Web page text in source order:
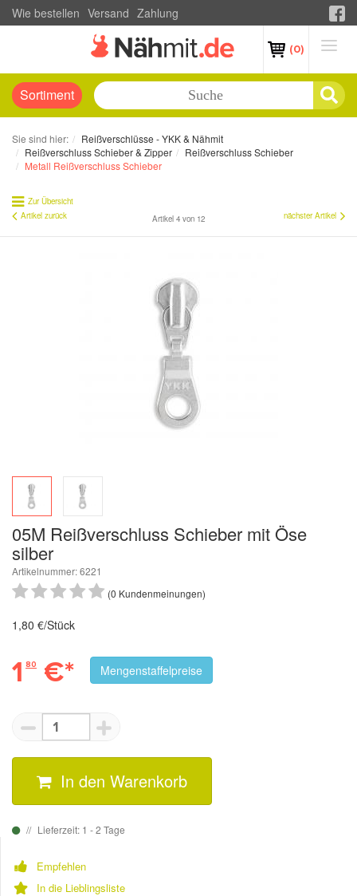
Wie bestellen Versand Zahlung
(0)
Sortiment
Sie sind hier:
Reißverschlüsse - YKK & Nähmit
Reißverschluss Schieber & Zipper
Reißverschluss Schieber
Metall Reißverschluss Schieber
Zur Übersicht
Artikel zurück
Artikel 4 von 12 nächster Artikel
05M Reißverschluss Schieber mit Öse
silber
Artikelnummer: 6221
(0 Kundenmeinungen)
1,80 €/Stück
1 80 €* Mengenstaffelpreise
In den Warenkorb
Lieferzeit: 1 - 2 Tage
Empfehlen
In die Lieblingsliste